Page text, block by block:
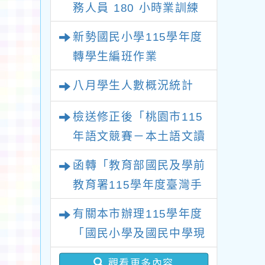
務人員 180 小時業訓練
新勢國民小學115學年度
轉學生編班作業
八月學生人數概況統計
檢送修正後「桃園市115
年語文競賽－本土語文讀
函轉「教育部國民及學前
教育署115學年度臺灣手
有關本市辦理115學年度
「國民小學及國民中學現
職教師完成臺灣台語/客